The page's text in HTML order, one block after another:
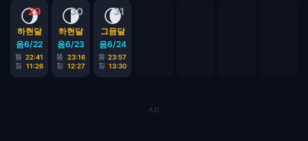
29
🌖
하현달
음6/22
뜸 22:41
짐
11:26
30
🌗
하현달
음6/23
뜸
23:16
짐
12:27
31
🌘
그믐달
음6/24
뜸 23:57
짐 13:30
AD